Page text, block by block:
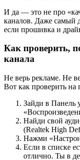
И да — это не про
каналов. Даже самый
если прошивка и
Как проверить,
канала
Не верь рекламе. Не
Вот как проверить на
Зайди в Панель
Найди свой
(Realtek High
Нажми
Если в списке
отлично. Ты в